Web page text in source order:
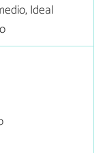
Ideal